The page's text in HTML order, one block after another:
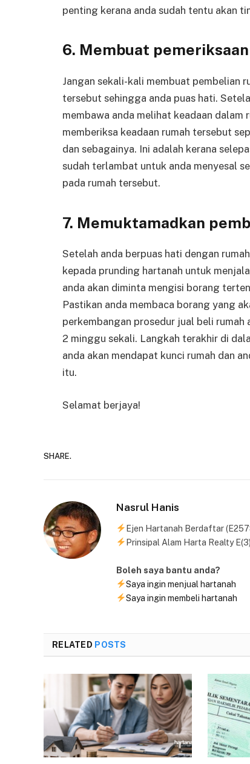
penting kerana anda sudah tentu akan
6. Membuat
Jangan sekali-kali membuat pembelian
tersebut sehingga anda puas hati.
membawa anda melihat keadaan dalam
memberiksa keadaan rumah tersebut
dan sebagainya. Ini adalah kerana
sudah terlambat untuk anda menyesal
pada rumah tersebut.
7. Memuktamadkan
Setelah anda berpuas hati dengan
kepada prunding hartanah untuk
anda akan diminta mengisi borang
Pastikan anda membaca borang yang
perkembangan prosedur jual beli
2 minggu sekali. Langkah terakhir di
anda akan mendapat kunci rumah dan
itu.
Selamat berjaya!
SHARE.
Nasrul Hanis
Ejen Hartanah Berdaftar
Prinsipal Alam Harta Realty
Boleh saya bantu anda?
Saya ingin menjual hartanah
Saya ingin membeli hartanah
RELATED POSTS